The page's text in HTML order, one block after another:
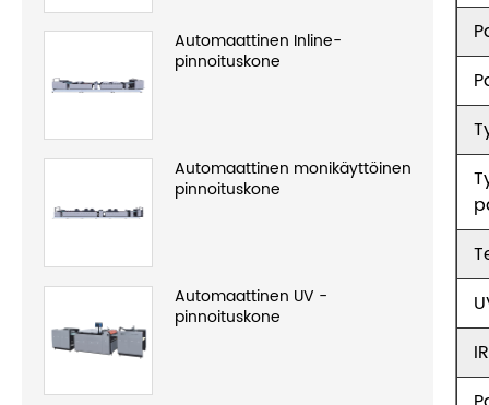
Automaattinen Inline-
pinnoituskone
Automaattinen monikäyttöinen
pinnoituskone
Automaattinen UV -
pinnoituskone